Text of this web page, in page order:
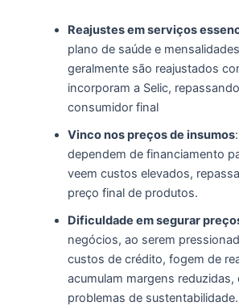
Reajustes em serviços
plano de saúde e
geralmente são reajustados
incorporam a Selic,
consumidor final
Vinco nos preços de insumos
dependem de financiamento
veem custos elevados,
preço final de produtos.
Dificuldade em segurar
negócios, ao serem
custos de crédito, fogem de
acumulam margens reduzidas,
problemas de sustentabilidade.